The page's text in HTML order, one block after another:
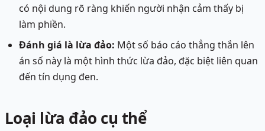
có nội dung rõ ràng khiến người nhận cảm thấy bị
làm phiền.
Đánh giá là lừa đảo: Một số báo cáo thẳng thắn lên
án số này là một hình thức lừa đảo, đặc biệt liên quan
đến tín dụng đen.
Loại lừa đảo cụ thể